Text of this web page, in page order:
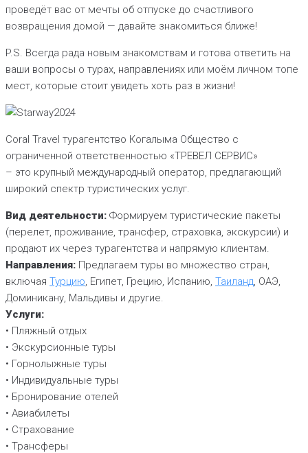
проведёт вас от мечты об отпуске до счастливого
возвращения домой — давайте знакомиться ближе!
P.S. Всегда рада новым знакомствам и готова ответить на
ваши вопросы о турах, направлениях или моём личном топе
мест, которые стоит увидеть хоть раз в жизни!
Coral Travel турагентство Когалыма Общество с
ограниченной ответственностью «ТРЕВЕЛ СЕРВИС»
– это крупный международный оператор, предлагающий
широкий спектр туристических услуг.
Вид деятельности: Формируем туристические пакеты
(перелет, проживание, трансфер, страховка, экскурсии) и
продают их через турагентства и напрямую клиентам.
Направления: Предлагаем туры во множество стран,
включая Турцию, Египет, Грецию, Испанию, Таиланд, ОАЭ,
Доминикану, Мальдивы и другие.
Услуги:
• Пляжный отдых
• Экскурсионные туры
• Горнолыжные туры
• Индивидуальные туры
• Бронирование отелей
• Авиабилеты
• Страхование
• Трансферы